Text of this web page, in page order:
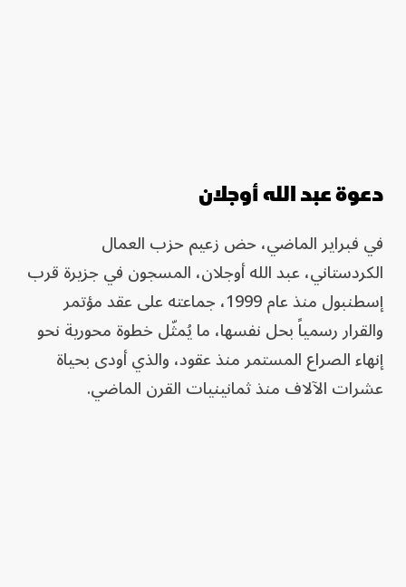
دعوة عبد الله أوجلان
في فبراير الماضي، حض زعيم حزب العمال
الكردستاني، عبد الله أوجلان، المسجون في جزيرة قرب
إسطنبول منذ عام 1999، جماعته على عقد مؤتمر
والقرار رسمياً بحل نفسها، ما يُمثّل خطوة محورية نحو
إنهاء الصراع المستمر منذ عقود، والذي أودى بحياة
عشرات الآلاف منذ ثمانينيات القرن الماضي.